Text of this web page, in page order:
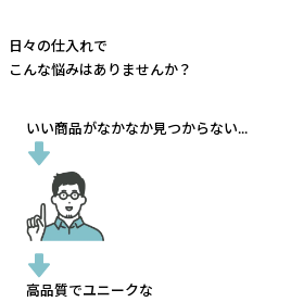
日々の仕入れで
こんな悩みはありませんか？
いい商品がなかなか見つからない...
高品質でユニークな